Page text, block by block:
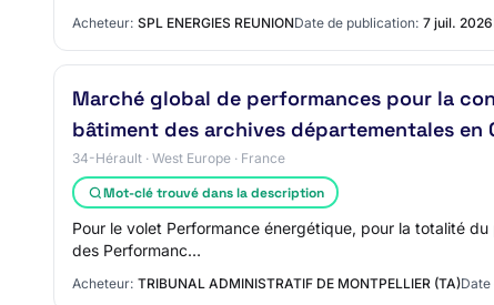
Acheteur: SPL ENERGIES REUNIONDate de publication: 7 juil. 2026
Marché global de performances pour la
bâtiment des archives départementales
34-Hérault · West Europe · France
Mot-clé trouvé dans la description
Pour le volet Performance énergétique, pour la totalité
des Performanc…
Acheteur: TRIBUNAL ADMINISTRATIF DE MONTPELLIER (TA)